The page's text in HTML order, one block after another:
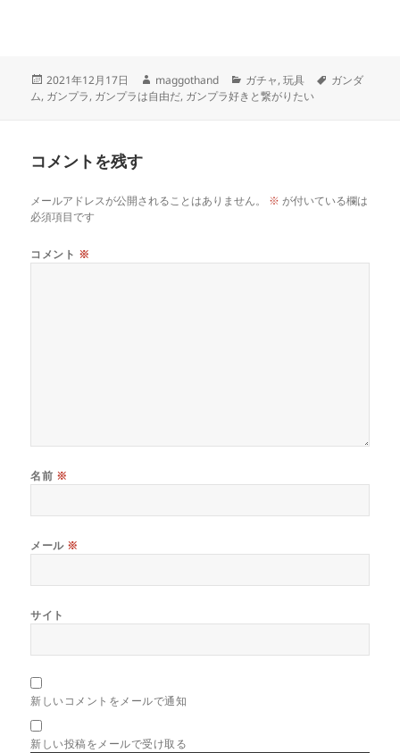
投
稿
2021年12月17日
作
成
maggothand
カ
テ
ガチャ,玩具
タ
ガンダ
ム, ガンプラ, ガンプラは自由だ, ガンプラ好きと繋がりたい
コメントを残す
メールアドレスが公開されることはありません。 ※ が付いている欄は
必須項目です
コメント ※
名前 ※
メール ※
サイト
新しいコメントをメールで通知
新しい投稿をメールで受け取る